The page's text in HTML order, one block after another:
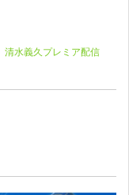
清水義久プレミア配信